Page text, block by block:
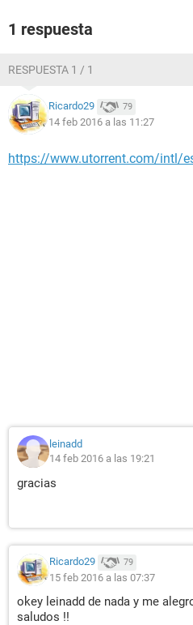
1 respuesta
RESPUESTA 1 / 1
Ricardo29 79
14 feb 2016 a las 11:27
https://www.utorrent.com/intl/
leinadd
14 feb 2016 a las 19:21
gracias
Ricardo29 79
15 feb 2016 a las 07:37
okey leinadd de nada y me
saludos !!